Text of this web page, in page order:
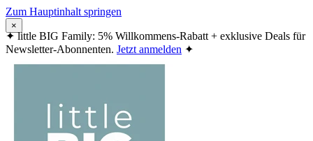
Zum Hauptinhalt springen
✦little BIG Family: 5% Willkommens-Rabatt + exklusive Deals für
Newsletter-Abonnenten. Jetzt anmelden ✦
×